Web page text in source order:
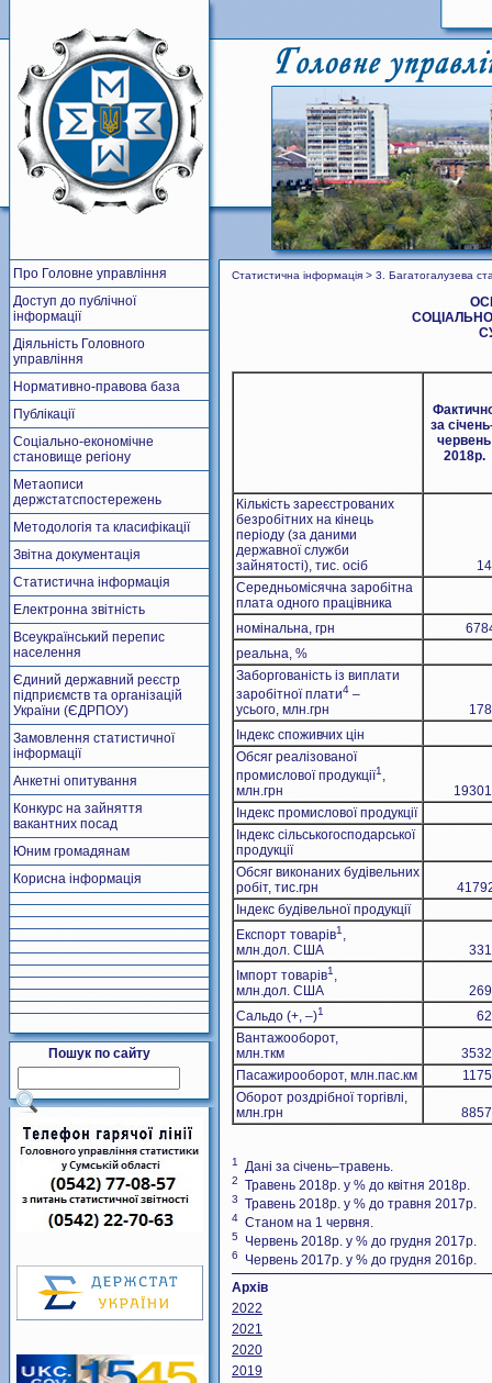
Про Головне управління
Доступ до публічної
інформації
Діяльність Головного
управління
Нормативно-правова база
Публікації
Соціально-економічне
становище регіону
Метаописи
держстатспостережень
Методологія та класифікації
Звітна документація
Статистична інформація
Електронна звітність
Всеукраїнський перепис
населення
Єдиний державний реєстр
підприємств та організацій
України (ЄДРПОУ)
Замовлення статистичної
інформації
Анкетні опитування
Конкурс на зайняття
вакантних посад
Юним громадянам
Корисна інформація
Пошук по сайту
Статистична інформація > 3. Багатогалузева
за
червень
2018р.
Кількість зареєстрованих
безробітних на кінець
періоду (за даними
державної служби
зайнятості), тис. осіб
Середньомісячна заробітна
плата одного працівника
номінальна, грн
реальна, %
Заборгованість із виплати
заробітної плати4 –
усього, млн.грн
Індекс споживчих цін
Обсяг реалізованої
промислової продукції1 ,
млн.грн
Індекс промислової продукції
Індекс сільськогосподарської
продукції
Обсяг виконаних будівельних
робіт, тис.грн
Індекс будівельної продукції
Експорт товарів1 ,
млн.дол. США
Імпорт товарів1 ,
млн.дол. США
Сальдо (+, –)1
Вантажооборот,
млн.ткм
Пасажирооборот, млн.пас.км
Оборот роздрібної торгівлі,
млн.грн
1 Дані за січень–травень.
2 Травень 2018р. у % до квітня 2018р.
3 Травень 2018р. у % до травня 2017р.
4 Станом на 1 червня.
5 Червень 2018р. у % до грудня 2017р.
6
Червень 2017р. у % до грудня 2016р.
Архів
2022
2021
2020
2019